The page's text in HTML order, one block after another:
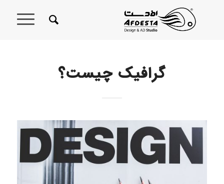
گرافیک چیست؟